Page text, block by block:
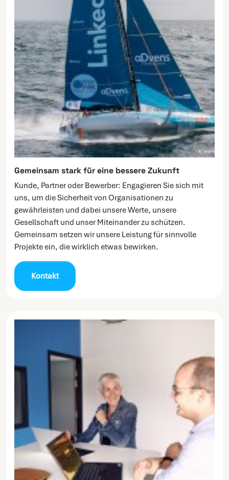
Gemeinsam stark für eine bessere Zukunft
Kunde, Partner oder Bewerber: Engagieren Sie sich mit
uns, um die Sicherheit von Organisationen zu
gewährleisten und dabei unsere Werte, unsere
Gesellschaft und unser Miteinander zu schützen.
Gemeinsam setzen wir unsere Leistung für sinnvolle
Projekte ein, die wirklich etwas bewirken.
Kontakt